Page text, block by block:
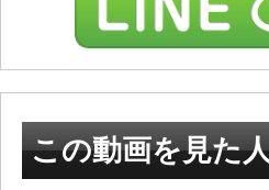
この動画を見た